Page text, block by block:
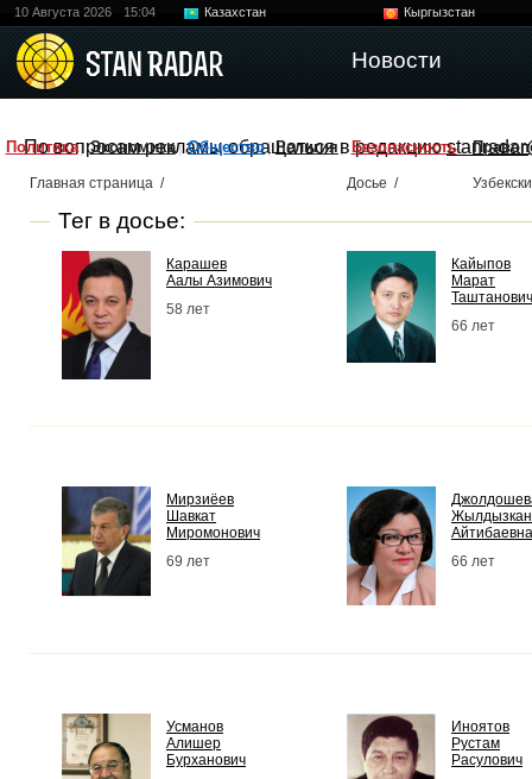
10 Августа 2026 15:04 Казахстан
Кыргызстан
Новости
Политика Экономика Общество Религия Безопасность
По вопросам рекламы обращаться в редакцию
Главная страница / Досье /
Тег в досье:
Карашев
Аалы Азимович
58 лет
Кайыпов
Марат
Таштанович
66 лет
Мирзиёев
Шавкат
Миромонович
69 лет
Жылдызкан
Айтибаевна
66 лет
Усманов
Алишер
Бурханович
Иноятов
Рустам
Расулович